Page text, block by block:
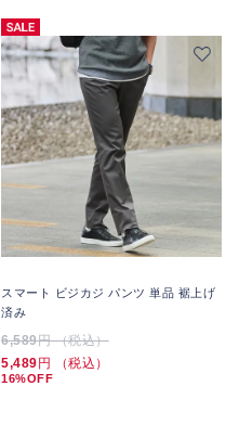
スマート ビジカジ パンツ 単品 裾上げ
済み
6,589円 （税込）
5,489円 （税込）
16%OFF